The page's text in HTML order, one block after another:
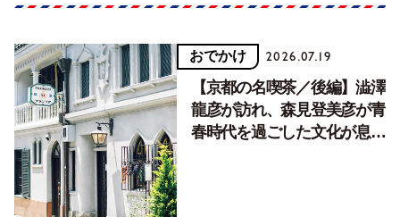
おでかけ 2026.07.19
【京都の名喫茶／後編】澁澤
龍彦が訪れ、森見登美彦が青
春時代を過ごした文化が息づ